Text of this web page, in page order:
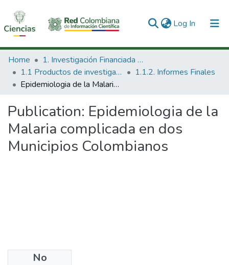
Log In (current)
Communities & Collections
All of DSpace
Home
1. Investigación Financiada con Recursos Públicos
1.1 Productos de investigación
1.1.2. Informes Finales
Epidemiologia de la Malaria complicada en dos Municipios Colombianos
Publication: Epidemiologia de la
Malaria complicada en dos
Municipios Colombianos
No